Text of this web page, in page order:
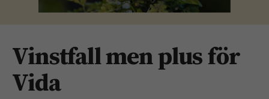
Vinstfall men plus för
Vida